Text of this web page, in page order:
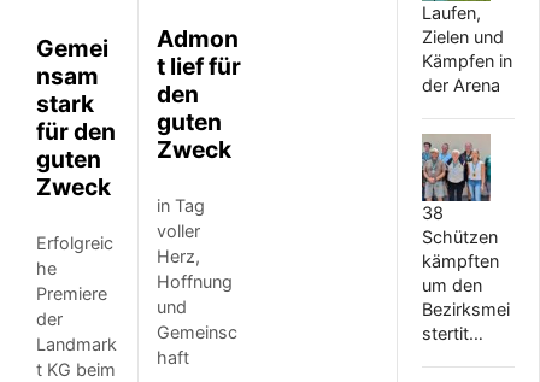
Gemei
nsam
stark
für den
guten
Zweck
Erfolgreic
he
Premiere
der
Landmark
t KG beim
Admon
t lief für
den
guten
Zweck
in Tag
voller
Herz,
Hoffnung
und
Gemeinsc
haft
Laufen,
Zielen und
Kämpfen in
der Arena
38
Schützen
kämpften
um den
Bezirksmei
stertit…